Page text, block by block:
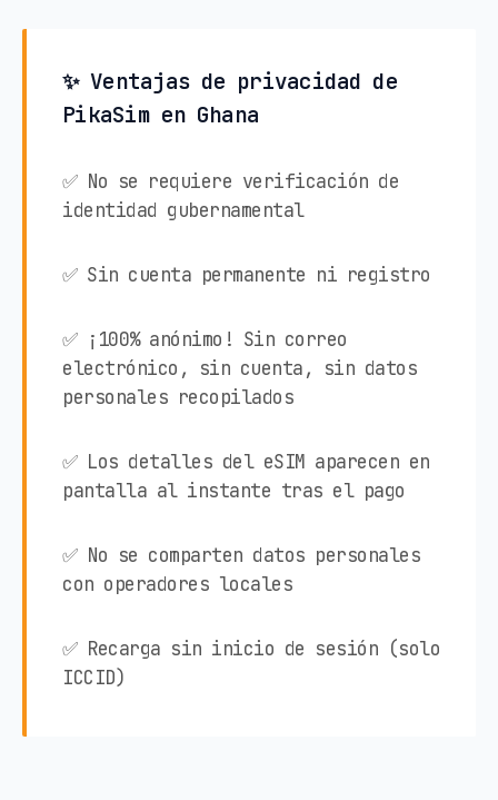
✨ Ventajas de privacidad de
PikaSim en Ghana
✅ No se requiere verificación de
identidad gubernamental
✅ Sin cuenta permanente ni registro
✅ ¡100% anónimo! Sin correo
electrónico, sin cuenta, sin datos
personales recopilados
✅ Los detalles del eSIM aparecen en
pantalla al instante tras el pago
✅ No se comparten datos personales
con operadores locales
✅ Recarga sin inicio de sesión (solo
ICCID)